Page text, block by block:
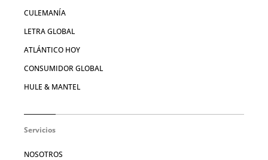
CULEMANÍA
LETRA GLOBAL
ATLÁNTICO HOY
CONSUMIDOR GLOBAL
HULE & MANTEL
Servicios
NOSOTROS